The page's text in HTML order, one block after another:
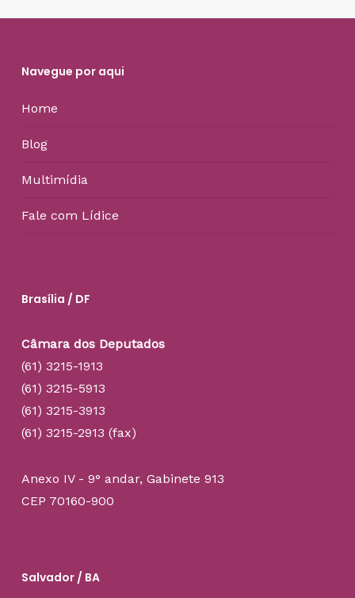
Navegue por aqui
Home
Blog
Multimídia
Fale com Lídice
Brasília / DF
Câmara dos Deputados
(61) 3215-1913
(61) 3215-5913
(61) 3215-3913
(61) 3215-2913 (fax)
Anexo IV - 9° andar, Gabinete 913
CEP 70160-900
Salvador / BA